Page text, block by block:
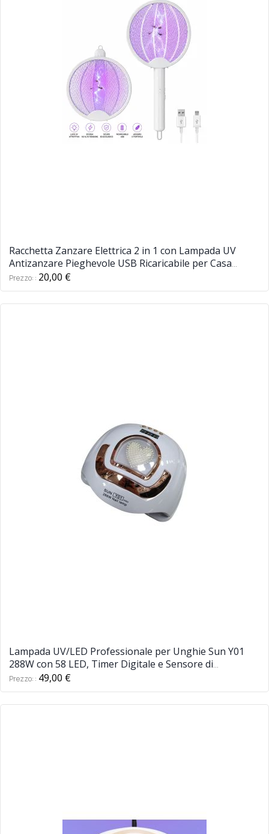
Racchetta Zanzare Elettrica 2 in 1 con Lampada UV
Antizanzare Pieghevole USB Ricaricabile per Casa
Campeggio Giardino
Prezzo: 20,00 €
Lampada UV/LED Professionale per Unghie Sun Y01
288W con 58 LED, Timer Digitale e Sensore di
Movimento - Perfetta per Manicure e Pedicure
Prezzo: 49,00 €